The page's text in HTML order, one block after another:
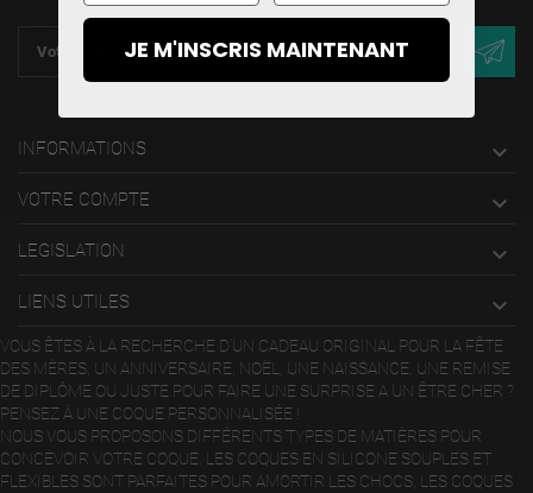
INFORMATIONS 
VOTRE COMPTE 
LEGISLATION 
LIENS UTILES 
VOUS ÊTES À LA RECHERCHE D’UN CADEAU ORIGINAL POUR LA FÊTE
DES MÈRES, UN ANNIVERSAIRE, NOËL, UNE NAISSANCE, UNE REMISE
DE DIPLÔME OU JUSTE POUR FAIRE UNE SURPRISE A UN ÊTRE CHER ?
PENSEZ À UNE COQUE PERSONNALISÉE !
NOUS VOUS PROPOSONS DIFFÉRENTS TYPES DE MATIÈRES POUR
CONCEVOIR VOTRE COQUE. LES COQUES EN SILICONE SOUPLES ET
FLEXIBLES SONT PARFAITES POUR AMORTIR LES CHOCS, LES COQUES
JE M'INSCRIS MAINTENANT